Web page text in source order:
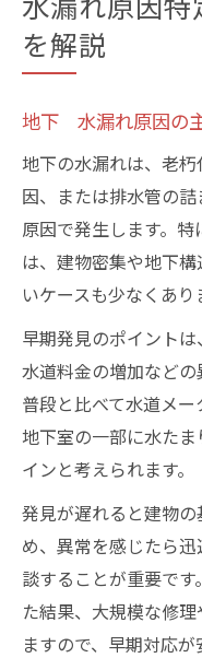
を解説
地下 水漏れ原因の
地下の水漏れは、老
因、または排水管の
原因で発生します。
は、建物密集や地下
いケースも少なくあり
早期発見のポイント
水道料金の増加などの
普段と比べて水道メー
地下室の一部に水た
インと考えられます。
発見が遅れると建物
め、異常を感じたら
談することが重要で
た結果、大規模な修
ますので、早期対応が